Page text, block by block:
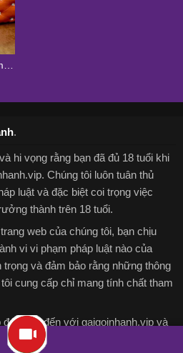
.
hi vọng rằng bạn đã đủ 18 tuổi khi
Chúng tôi luôn tuân thủ
luật và đặc biệt coi trọng việc
thành trên 18 tuổi.
web của chúng tôi, bạn chịu
vi vi phạm pháp luật nào của
và đảm bảo rằng những thông
cung cấp chỉ mang tính chất tham
bạn đến với gaigoinhanh.vip và
thú vị và bổ ích trên nền tảng trực